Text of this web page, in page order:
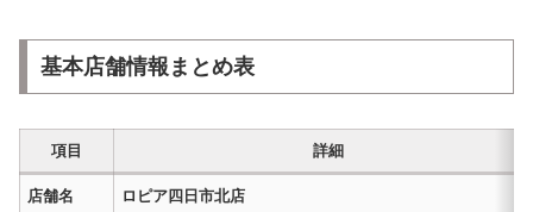
基本店舗情報まとめ表
項目 詳細
店舗名 ロピア四日市北店